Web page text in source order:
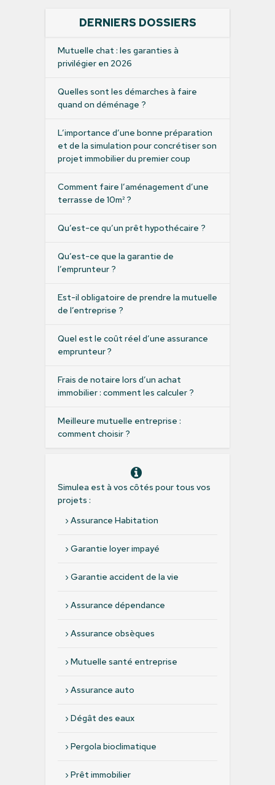
DERNIERS DOSSIERS
Mutuelle chat : les garanties à
privilégier en 2026
Quelles sont les démarches à faire
quand on déménage ?
L’importance d’une bonne préparation
et de la simulation pour concrétiser son
projet immobilier du premier coup
Comment faire l’aménagement d’une
terrasse de 10m² ?
Qu’est-ce qu’un prêt hypothécaire ?
Qu’est-ce que la garantie de
l’emprunteur ?
Est-il obligatoire de prendre la mutuelle
de l’entreprise ?
Quel est le coût réel d’une assurance
emprunteur ?
Frais de notaire lors d’un achat
immobilier : comment les calculer ?
Meilleure mutuelle entreprise :
comment choisir ?
Simulea est à vos côtés pour tous vos
projets :
› Assurance Habitation
› Garantie loyer impayé
› Garantie accident de la vie
› Assurance dépendance
› Assurance obsèques
› Mutuelle santé entreprise
› Assurance auto
› Dégât des eaux
› Pergola bioclimatique
› Prêt immobilier